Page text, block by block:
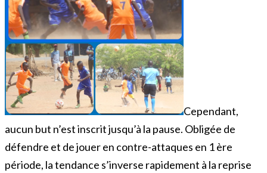
Cependant,
aucun but n’est inscrit jusqu’à la pause. Obligée de
défendre et de jouer en contre-attaques en 1 ère
période, la tendance s’inverse rapidement à la reprise